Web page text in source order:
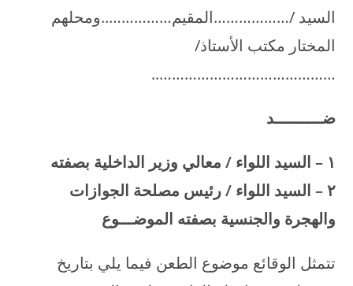
السيد /………………المقيم……………..ومحلهم
المختار مكتب الأستاذ/
……………………………………..
ضــــــــــد
۱ – السيد اللواء / معالي وزير الداخلية بصفته
۲– السيد اللواء / رئيس مصلحة الجوازات
والهجرة والجنسية بصفته الموضـــوع
تتمثل الوقائع موضوع الطعن فيما يلي بتاريخ